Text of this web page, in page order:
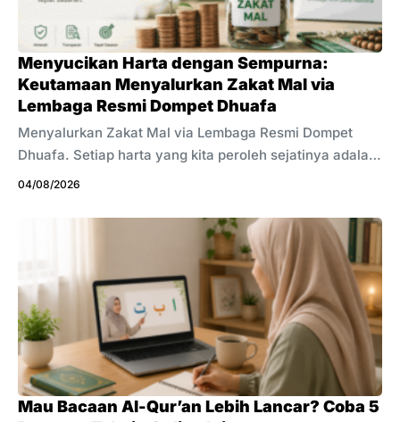
meminta tenaga kesehatan menjaga profesionalisme
dan melaporkan dugaan pelanggaran melalui
mekanisme yang tersedia. Kasus ini juga mengingatkan
kita tentang ...
Menyucikan Harta dengan Sempurna:
Keutamaan Menyalurkan Zakat Mal via
Lembaga Resmi Dompet Dhuafa
Menyalurkan Zakat Mal via Lembaga Resmi Dompet
Dhuafa. Setiap harta yang kita peroleh sejatinya adalah
titipan dari Sang Maha Pencipta. Di balik setiap
terus bertambah, terdapat ujian yang menuntut
pertanggungjawaban kita. Dalam Islam, pentingnya
zakat sangat ditekankan hingga perintah mendirikannya
sering kali disandingkan secara langsung dengan
perintah mendirikan salat di dalam Al-Qur’an. Zakat
adalah pilar yang menopang keislaman seseorang,
sekaligus menjadi pembersih jiwa dari sifat kikir,
serakah, dan terlalu mencintai dunia. Salah satu ...
04/08/2026
Mau Bacaan Al-Qur’an Lebih Lancar? Coba 5